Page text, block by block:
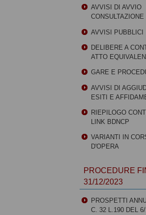
AVVISI DI AVVIO
CONSULTAZIONE
AVVISI PUBBLICI
DELIBERE A
ATTO
GARE E
AVVISI DI
ESITI E
RIEPILOGO
LINK BDNCP
VARIANTI IN
D'OPERA
PROCEDURE
31/12/2023
PROSPETTI
C. 32 L.190 DEL